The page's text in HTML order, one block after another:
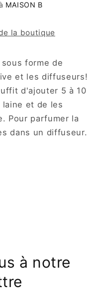
MAISON B
la boutique
forme de
et les diffuseurs!
d'ajouter 5 à 10
et de les
Pour parfumer la
dans un diffuseur.
à notre